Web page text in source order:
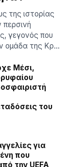
της ιστορίας
γεγονός που
ομάδα της Κρ…
Μέσι,
του
για
που
την UEFA